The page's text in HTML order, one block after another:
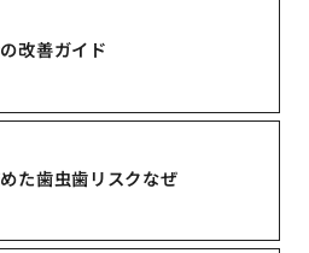
改善ガイド
た歯虫歯リスクなぜ